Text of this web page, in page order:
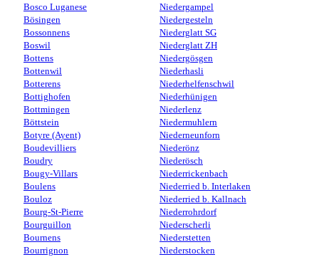
Bosco Luganese
Bösingen
Bossonnens
Boswil
Bottens
Bottenwil
Botterens
Bottighofen
Bottmingen
Böttstein
Botyre (Ayent)
Boudevilliers
Boudry
Bougy-Villars
Boulens
Bouloz
Bourg-St-Pierre
Bourguillon
Bournens
Bourrignon
Niedergampel
Niedergesteln
Niederglatt SG
Niederglatt ZH
Niedergösgen
Niederhasli
Niederhelfenschwil
Niederhünigen
Niederlenz
Niedermuhlern
Niederneunforn
Niederönz
Niederösch
Niederrickenbach
Niederried b. Interlaken
Niederried b. Kallnach
Niederrohrdorf
Niederscherli
Niederstetten
Niederstocken